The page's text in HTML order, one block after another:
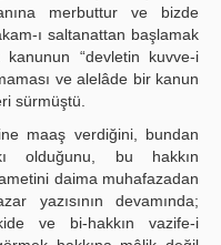
merbuttur ve bizde
ı saltanattan başlamak
kanunun “devletin kuvve-i
ve alelâde bir kanun
sürmüştü.
maaş verdiğini, bundan
olduğunu, bu hakkın
daima muhafazadan
yazısının devamında;
ve bi-hakkın vazife-i